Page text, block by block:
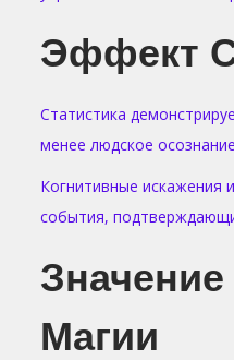
Эффект
Статистика
менее людское
Когнитивные искажения
события,
Магии